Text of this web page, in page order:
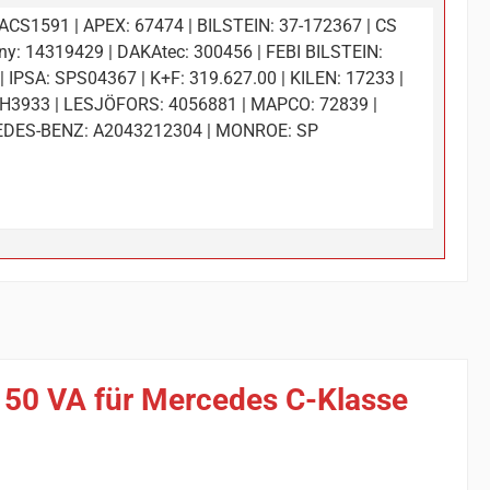
| APEX: 67474 | BILSTEIN: 37-172367 | CS
14319429 | DAKAtec: 300456 | FEBI BILSTEIN:
IPSA: SPS04367 | K+F: 319.627.00 | KILEN: 17233 |
| LESJÖFORS: 4056881 | MAPCO: 72839 |
BENZ: A2043212304 | MONROE: SP
VA für Mercedes C-Klasse